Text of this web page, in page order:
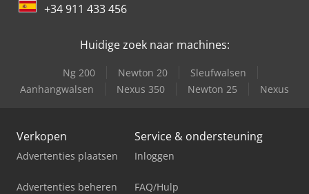
+34 911 433 456
Huidige zoek naar machines:
Ng 200 Newton 20
Sleufwalsen
Aanhangwalsen
Nexus 350 Newton 25 Nexus
Verkopen
Advertenties plaatsen
Advertenties beheren
Service & ondersteuning
Inloggen
FAQ/Hulp